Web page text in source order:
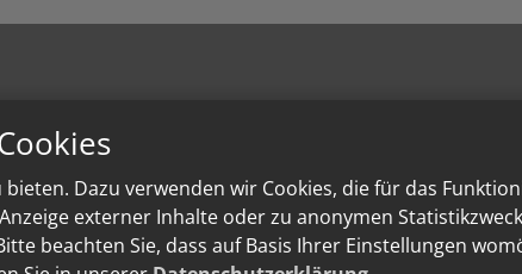
Dazu verwenden wir Cookies, die für das
externer Inhalte oder zu anonymen
beachten Sie, dass auf Basis Ihrer Einstellungen